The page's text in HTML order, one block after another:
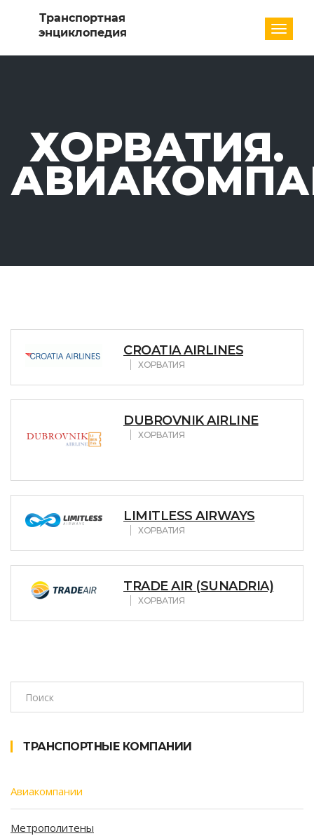
ХОРВАТИЯ.
CROATIA AIRLINES
ХОРВАТИЯ
DUBROVNIK AIRLINE
ХОРВАТИЯ
LIMITLESS AIRWAYS
ХОРВАТИЯ
TRADE AIR (SUNADRIA)
ХОРВАТИЯ
ТРАНСПОРТНЫЕ КОМПАНИИ
Авиакомпании
Метрополитены